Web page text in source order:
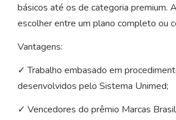
básicos até os de categoria premium.
escolher entre um plano completo ou
Vantagens:
✓ Trabalho embasado em
desenvolvidos pelo Sistema Unimed;
✓ Vencedores do prêmio Marcas